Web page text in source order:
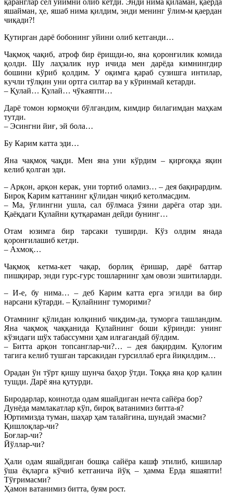
қаранглар сел уйимни олиб кетди. Энди нима қиламан, қаерда
яшайман, ҳе, яшаб нима қилдим, энди менинг ўлим-м қаердан
чиқади?!
Қутирган дарё бобонинг уйини олиб кетганди…
Чақмоқ чақиб, атроф бир ёришди-ю, яна қоронғилик комида
қолди. Шу лаҳзалик нур ичида мен дарёда кимнингдир
бошини кўриб қолдим. У оқимга қараб сузишга интилар,
кучли тўлқин уни ортга силтар ва у кўринмай кетарди.
– Қулай… Қулай… чўкаяпти…
Дарё томон юрмоқчи бўлгандим, кимдир билагимдан маҳкам
тутди.
– Эсингни йиғ, эй бола…
Бу Карим катта эди…
Яна чақмоқ чақди. Мен яна уни кўрдим – қирғоққа яқин
келиб қолган эди.
– Арқон, арқон керак, уни тортиб оламиз… – дея бақирардим.
Бироқ Карим каттанинг қўлидан чиқиб кетолмасдим.
– Ма, ўғлингни ушла, сал бўлмаса ўзини дарёга отар эди.
Қаёқдаги Қулайни қутқараман дейди бунинг…
Отам юзимга бир тарсаки туширди. Кўз олдим янада
қоронғилашиб кетди.
– Ахмоқ…
Чақмоқ кетма-кет чақар, борлиқ ёришар, дарё баттар
пишқирар, энди гурс-гурс тошларнинг ҳам овози эшитиларди.
– И-е, бу нима… – деб Карим катта ерга эгилди ва бир
нарсани кўтарди. – Қулайнинг туморими?
Отамнинг қўлидан юлқиниб чиқдим-да, туморга ташландим.
Яна чақмоқ чаққанида Қулайнинг боши кўринди: унинг
кўзидаги шўх табассумни ҳам илғагандай бўлдим.
– Битта арқон топсанглар-чи?… – дея бақирдим. Қулоғим
тагига келиб тушган тарсакидан гурсиллаб ерга йиқилдим…
Орадан ўн тўрт қишу шунча баҳор ўтди. Тоққа яна қор қалин
тушди. Дарё яна қутурди.
Биродарлар, коинотда одам яшайдиган нечта сайёра бор?
Дунёда мамлакатлар кўп, бироқ ватанимиз битта-я?
Юртимизда туман, шаҳар ҳам талайгина, шундай эмасми?
Қишлоқлар-чи?
Боғлар-чи?
Йўллар-чи?
Ҳали одам яшайдиган бошқа сайёра кашф этилиб, кишилар
ўша ёқларга кўчиб кетганича йўқ – ҳамма Ерда яшаяпти!
Тўғримасми?
Ҳамон ватанимиз битта, буям рост.